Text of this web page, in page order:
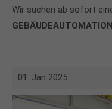
Wir suchen ab sofort
01. Jan 2025